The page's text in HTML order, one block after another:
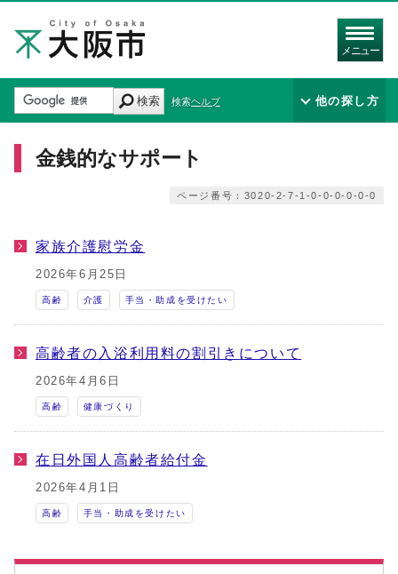
メニュー
検索 検索ヘルプ 他の探し方
金銭的なサポート
ページ番号：3020-2-7-1-0-0-0-0-0-0
家族介護慰労金
2026年6月25日
高齢 介護 手当・助成を受けたい
高齢者の入浴利用料の割引きについて
2026年4月6日
高齢 健康づくり
在日外国人高齢者給付金
2026年4月1日
高齢 手当・助成を受けたい